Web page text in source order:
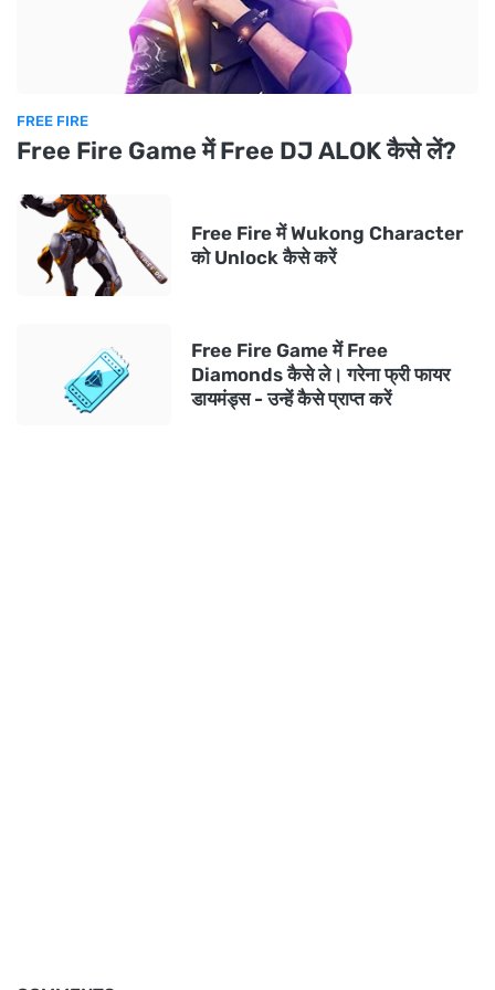
FREE FIRE
Free Fire Game में Free DJ ALOK कैसे लें?
Free Fire में Wukong Character
को Unlock कैसे करें
Free Fire Game में Free
Diamonds कैसे ले। गरेना फ्री फायर
डायमंड्स - उन्हें कैसे प्राप्त करें